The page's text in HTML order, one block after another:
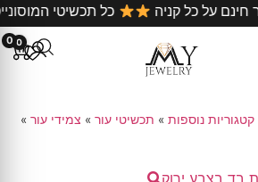
משלוח מהיר חינם על כל קניה כל •
0 0
קטגוריות נוספות » תכשיטי עור » צמידי עור »